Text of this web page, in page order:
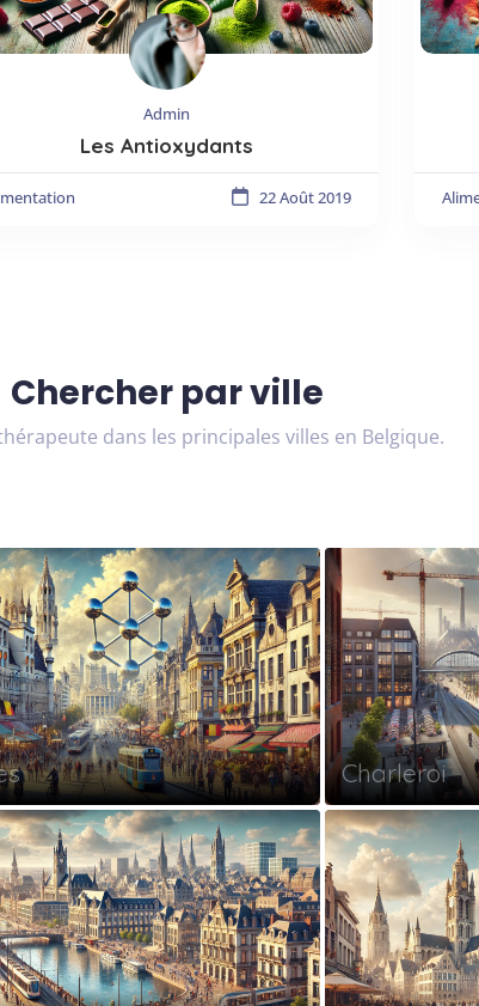
Admin
Les Antioxydants
22 Août 2019
Chercher par ville
dans les principales villes en Belgique.
Charleroi